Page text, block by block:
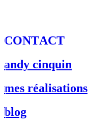
CONTACT
andy cinquin
mes réalisations
blog